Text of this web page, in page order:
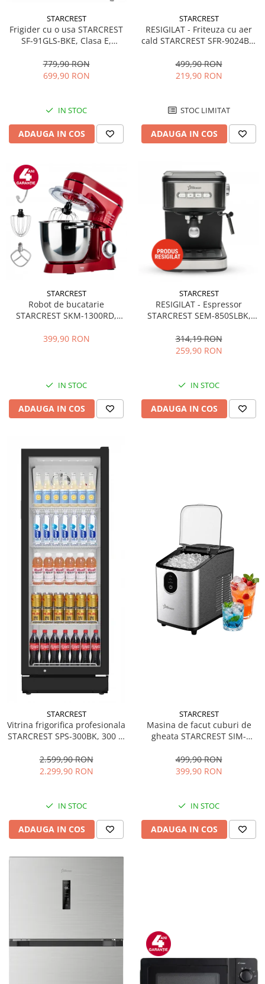
STARCREST
Frigider cu o usa STARCREST
SF-91GLS-BKE, Clasa E,
interioara, H 83 cm, Sticla
Neagra
779,90 RON
699,90 RON
IN STOC
ADAUGA IN COS
STARCREST
RESIGILAT - Friteuza cu aer
cald STARCREST SFR-9024BK,
Termostat 80 - 200 °C, 12
programe, Negru
499,90 RON
219,90 RON
STOC LIMITAT
ADAUGA IN COS
STARCREST
Robot de bucatarie
STARCREST SKM-1300RD,
Accesorii, 10 Viteze + Pulse,
399,90 RON
IN STOC
ADAUGA IN COS
STARCREST
RESIGILAT - Espressor
STARCREST SEM-850SLBK,
detasabil 1.5L, dispozitiv
spumare, filtru dublu din
314,19 RON
259,90 RON
IN STOC
ADAUGA IN COS
STARCREST
Vitrina frigorifica profesionala
STARCREST SPS-300BK, 300 L,
LED, H 169.5 cm, Negru
2.599,90 RON
2.299,90 RON
IN STOC
ADAUGA IN COS
STARCREST
Masina de facut cuburi de
gheata STARCREST SIM-
12Kg/24h, Cos gheata
detasabil, Rezervor apa 0.8 l,
499,90 RON
399,90 RON
IN STOC
ADAUGA IN COS